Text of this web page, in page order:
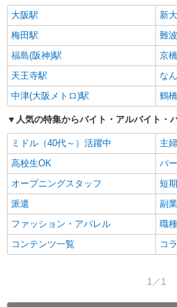
大阪駅
新
梅田駅
難
福島(阪神)駅
京
天王寺駅
な
中津(大阪メトロ)駅
鶴
人気の特集からバイト・アルバイト・
ミドル（40代～）活躍中
主
高校生OK
パ
オープニングスタッフ
短
派遣
副
ファッション・アパレル
職
コンテンツ一覧
コ
1／1